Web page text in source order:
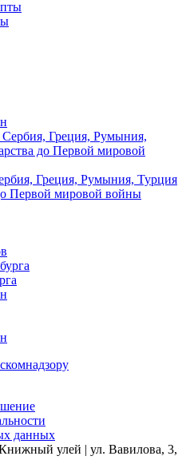
Греция, Румыния, Турция
Первой мировой войны
данных
улей | ул. Вавилова, 3,